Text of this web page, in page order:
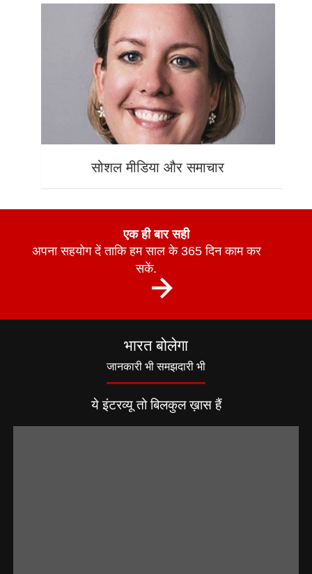
सोशल मीडिया और समाचार
एक ही बार सही
अपना सहयोग दें ताकि हम साल के 365 दिन काम कर
सकें.
भारत बोलेगा
जानकारी भी समझदारी भी
ये इंटरव्यू तो बिलकुल ख़ास हैं